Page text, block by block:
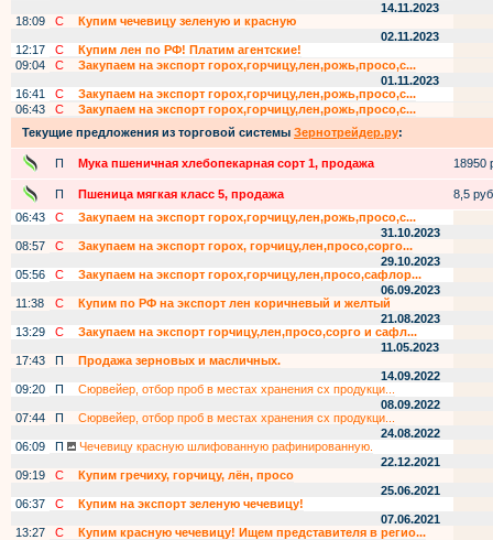
14.11.2023
18:09
С
Купим чечевицу зеленую и красную
02.11.2023
12:17
С
Купим лен по РФ! Платим агентские!
09:04
С
Закупаем на экспорт горох,горчицу,лен,рожь,просо,с...
01.11.2023
16:41
С
Закупаем на экспорт горох,горчицу,лен,рожь,просо,с...
06:43
С
Закупаем на экспорт горох,горчицу,лен,рожь,просо,с...
Текущие предложения из торговой системы Зернотрейдер.ру:
П Мука пшеничная хлебопекарная сорт 1, продажа 18950
П Пшеница мягкая класс 5, продажа
8,5
06:43
С
Закупаем на экспорт горох,горчицу,лен,рожь,просо,с...
31.10.2023
08:57
С
Закупаем на экспорт горох, горчицу,лен,просо,сорго...
29.10.2023
05:56
С
Закупаем на экспорт горох,горчицу,лен,просо,сафлор...
06.09.2023
11:38
С
Купим по РФ на экспорт лен коричневый и желтый
21.08.2023
13:29
С
Закупаем на экспорт горчицу,лен,просо,сорго и сафл...
11.05.2023
17:43
П
Продажа зерновых и масличных.
14.09.2022
09:20
П
Сюрвейер, отбор проб в местах хранения сх продукци...
08.09.2022
07:44
П
Сюрвейер, отбор проб в местах хранения сх продукци...
24.08.2022
06:09
П
Чечевицу красную шлифованную рафинированную.
22.12.2021
09:19
С
Купим гречиху, горчицу, лён, просо
25.06.2021
06:37
С
Купим на экспорт зеленую чечевицу!
07.06.2021
13:27
С
Купим красную чечевицу! Ищем представителя в регио...